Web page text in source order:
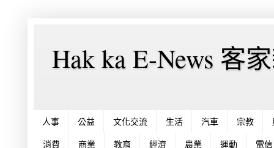
Hak ka E-News 客
人事 公益 文化交流 生活 汽車 宗教
消費 商業 教育 經濟 農業 運動 電信